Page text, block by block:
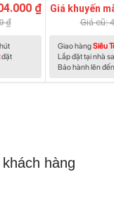
₫
₫
đặt
Giá khuyến
Giá cũ:
Giao hàngSiêu
Lắp đặt tại nhà
Bảo hành lên đến
hàng